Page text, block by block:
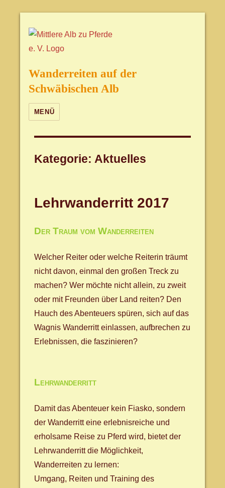
Wanderreiten auf der
Schwäbischen Alb
MENÜ
Kategorie: Aktuelles
Lehrwanderritt 2017
Der Traum vom Wanderreiten
Welcher Reiter oder welche Reiterin träumt
nicht davon, einmal den großen Treck zu
machen? Wer möchte nicht allein, zu zweit
oder mit Freunden über Land reiten? Den
Hauch des Abenteuers spüren, sich auf das
Wagnis Wanderritt einlassen, aufbrechen zu
Erlebnissen, die faszinieren?
Lehrwanderritt
Damit das Abenteuer kein Fiasko, sondern
der Wanderritt eine erlebnisreiche und
erholsame Reise zu Pferd wird, bietet der
Lehrwanderritt die Möglichkeit,
Wanderreiten zu lernen:
Umgang, Reiten und Training des